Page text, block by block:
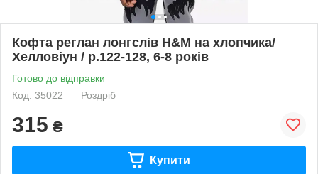
Кофта реглан лонгслів H&M на хлопчика/
Хелловіун / р.122-128, 6-8 років
Готово до відправки
Код: 35022
Роздріб
315 ₴
Купити